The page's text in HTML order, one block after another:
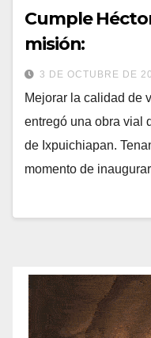
Cumple
misión:
3 DE OCTUBRE DE
Mejorar la calidad de
entregó una obra vial
de Ixpuichiapan.
momento de